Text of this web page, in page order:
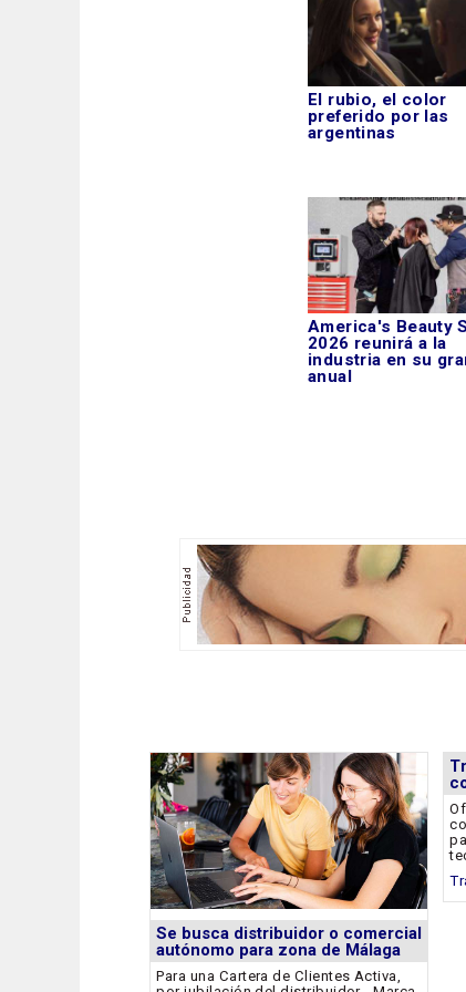
El rubio, el color
preferido por las
argentinas
America's Beauty
2026 reunirá a la
industria en su
anual
Se busca distribuidor o comercial
autónomo para zona de Málaga
Para una Cartera de Clientes Activa,